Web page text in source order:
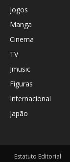
Jogos
Manga
Cinema
TV
Jmusic
Figuras
Internacional
Japão
Estatuto Editorial